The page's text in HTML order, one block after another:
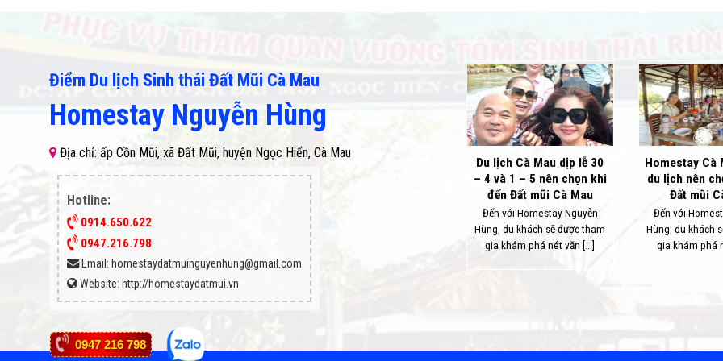
Điểm Du lịch Sinh thái Đất Mũi Cà Mau
Homestay Nguyễn Hùng
Địa chỉ: ấp Cồn Mũi, xã Đất Mũi, huyện Ngọc Hiển, Cà Mau
Hotline:
0914.650.622
0947.216.798
Email: homestaydatmuinguyenhung@gmail.com
Website: http://homestaydatmui.vn
Cà Mau 2025
Nơi Kết Thúc
Đồ Việt Nam
miền đất cực Nam
giao thoa kỳ diệu
Du Lịch Cà Mau – Khám
Phá Vẻ Đẹp Miền Đất Cực
Trọn Vẹn Vẻ Đẹp Hùng Vĩ Và
Điểm tham quan, Du lịch
Đất Mũi Cà Mau có nhiều điểm
tham quan hấp dẫn, nổi bật
Du lịch Cà Mau dịp lễ 30
– 4 và 1 – 5 nên chọn khi
đến Đất mũi Cà Mau
Đến với Homestay Nguyễn
Hùng, du khách sẽ được tham
gia khám phá nét văn [...]
Homestay Cà
du lịch nên
Đất mũi
Đến với
Hùng, du khách
gia khám phá
0947 216 798